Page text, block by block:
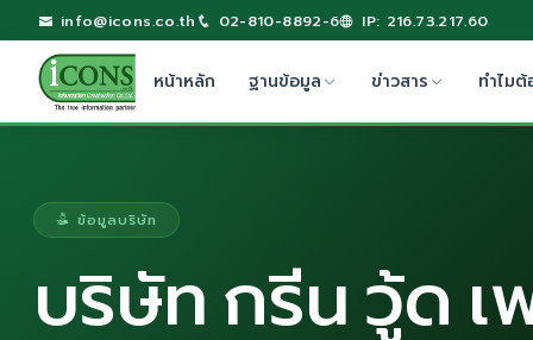
info@icons.co.th 02-810-8892-6 IP: 216.73.217.60
หน้าหลัก ฐานข้อมูล ข่าวสาร ทำไมต้
ข้อมูลบริษัท
บริษัท กรีน วู้ด เ